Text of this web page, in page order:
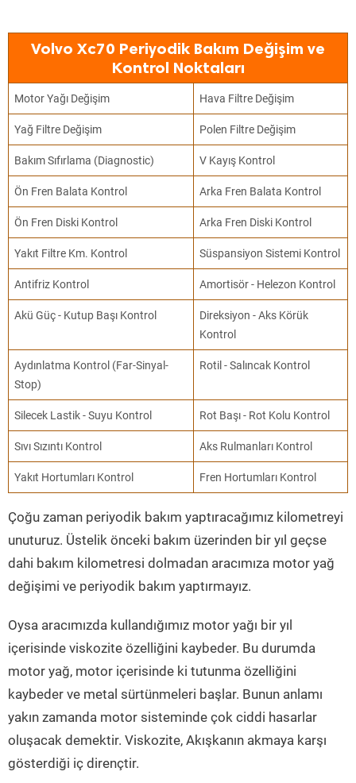
Volvo Xc70 Periyodik Bakım Değişim ve
Kontrol Noktaları
Motor Yağı Değişim Hava Filtre Değişim
Yağ Filtre Değişim Polen Filtre Değişim
Bakım Sıfırlama (Diagnostic) V Kayış Kontrol
Ön Fren Balata Kontrol Arka Fren Balata Kontrol
Ön Fren Diski Kontrol Arka Fren Diski Kontrol
Yakıt Filtre Km. Kontrol Süspansiyon Sistemi Kontrol
Antifriz Kontrol Amortisör - Helezon Kontrol
Akü Güç - Kutup Başı Kontrol
Direksiyon - Aks Körük
Kontrol
Aydınlatma Kontrol (Far-Sinyal-
Stop)
Rotil - Salıncak Kontrol
Silecek Lastik - Suyu Kontrol Rot Başı - Rot Kolu Kontrol
Sıvı Sızıntı Kontrol Aks Rulmanları Kontrol
Yakıt Hortumları Kontrol Fren Hortumları Kontrol
Çoğu zaman periyodik bakım yaptıracağımız kilometreyi
unuturuz. Üstelik önceki bakım üzerinden bir yıl geçse
dahi bakım kilometresi dolmadan aracımıza motor yağ
değişimi ve periyodik bakım yaptırmayız.
Oysa aracımızda kullandığımız motor yağı bir yıl
içerisinde viskozite özelliğini kaybeder. Bu durumda
motor yağ, motor içerisinde ki tutunma özelliğini
kaybeder ve metal sürtünmeleri başlar. Bunun anlamı
yakın zamanda motor sisteminde çok ciddi hasarlar
oluşacak demektir. Viskozite, Akışkanın akmaya karşı
gösterdiği iç dirençtir.